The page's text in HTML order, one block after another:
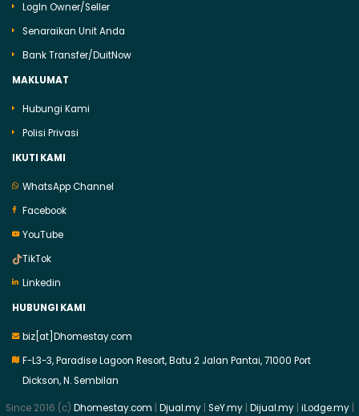
LogIn Owner/Seller
Senaraikan Unit Anda
Bank Transfer/DuitNow
MAKLUMAT
Hubungi Kami
Polisi Privasi
IKUTI KAMI
WhatsApp Channel
Facebook
YouTube
TikTok
Linkedin
HUBUNGI KAMI
biz[at]Dhomestay.com
F-L3-3, Paradise Lagoon Resort, Batu 2 Jalan Pantai, 71000 Port
Dickson, N. Sembilan
Since 2016 (c) Dhomestay.com Djual.my| SeY.my| Dijual.my| iLodge.my|